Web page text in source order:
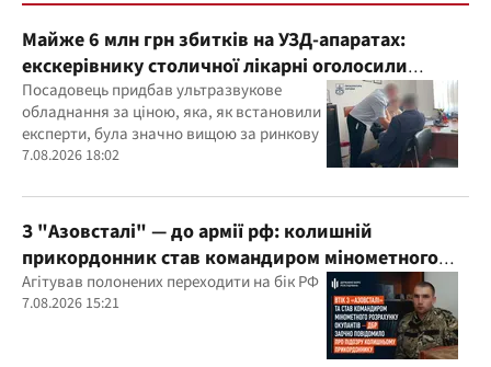
Майже 6 млн грн збитків на УЗД-апаратах:
екскерівнику столичної лікарні оголосили
підозру
Посадовець придбав ультразвукове
обладнання за ціною, яка, як встановили
експерти, була значно вищою за ринкову
7.08.2026 18:02
З "Азовсталі" — до армії рф: колишній
прикордонник став командиром мінометного
розрахунку окупантів
Агітував полонених переходити на бік РФ
7.08.2026 15:21